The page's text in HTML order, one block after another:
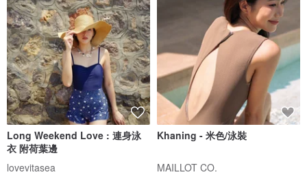
Long Weekend Love : 連身泳
衣 附荷葉邊
lovevitasea
Khaning - 米色/泳裝
MAILLOT CO.